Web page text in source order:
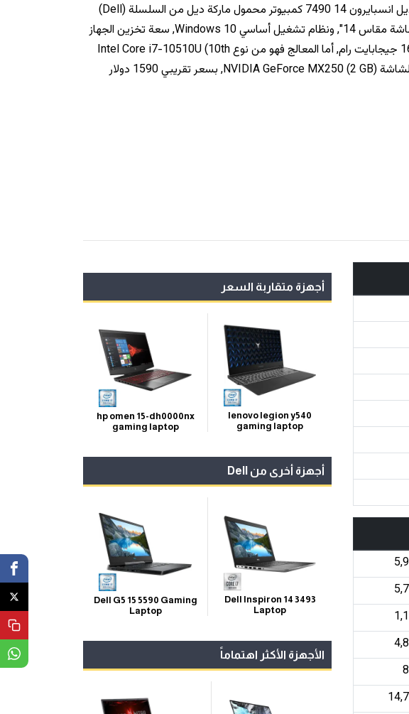
يأتي لابتوب ديل انسبايرون 14 7490 كمبيوتر محمول ماركة ديل من السلسلة (Dell)
Inspiron, بشاشة مقاس 14", ونظام تشغيل أساسي Windows 10, سعة تخزين الجهاز
1000 GB و ‎16 جيجابايت رام‎, أما المعالج فهو من نوع Intel Core i7-10510U (10th
Gen), وكرت الشاشة NVIDIA GeForce MX250 (2 GB), بسعر تقريبي 1590 دولار
أجهزة متقاربة السعر
lenovo legion y540
gaming laptop
hp omen 15-dh0000nx
gaming laptop
أجهزة أخرى من Dell
Dell Inspiron 14 3493
Laptop
Dell G5 15 5590 Gaming
Laptop
الأجهزة الأكثر اهتماماً